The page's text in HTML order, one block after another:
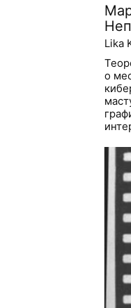
Lika
о